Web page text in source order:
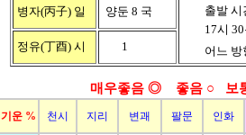
병자(丙子) 일 양둔 8 국
출발 시
17시 30
어느 방
정유(丁酉) 시 1
매우좋음 ◎ 좋음 ○ 보
기운 % 천시 지리 변괘 팔문 인화